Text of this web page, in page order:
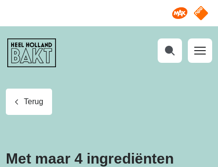
Omroep
NPO
Heel
Holland
Bakt
Terug
Met maar 4 ingrediënten